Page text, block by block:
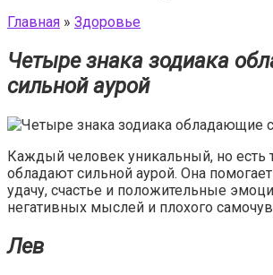
Главная » Здоровье
Четыре знака зодиака
сильной аурой
Каждый человек уникальный, но есть
обладают сильной аурой. Она
удачу, счастье и положительные
негативных мыслей и плохого
Лев